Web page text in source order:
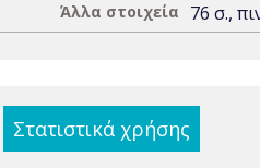
Άλλα στοιχεία 76 σ.,
Στατιστικά χρήσης